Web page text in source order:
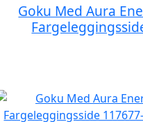
Goku Med Aura